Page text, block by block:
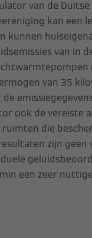
van de Duitse
kan een
kunnen
van in
van 35
de
ook de vereiste
ruimten die
zijn geen
een zeer